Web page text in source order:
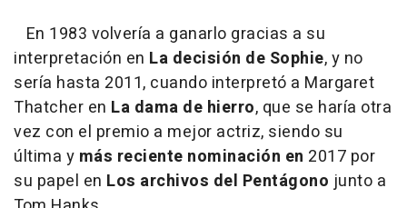
En 1983 volvería a ganarlo gracias a su
interpretación en La decisión de Sophie, y no
sería hasta 2011, cuando interpretó a Margaret
Thatcher en La dama de hierro, que se haría otra
vez con el premio a mejor actriz, siendo su
última y más reciente nominación en 2017 por
su papel en Los archivos del Pentágono junto a